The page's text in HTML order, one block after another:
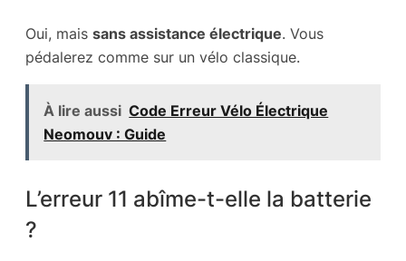
Oui, mais sans assistance électrique. Vous
pédalerez comme sur un vélo classique.
À lire aussi Code Erreur Vélo Électrique
Neomouv : Guide
L’erreur 11 abîme-t-elle la batterie
?